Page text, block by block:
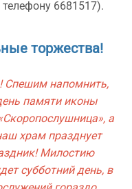
6681517).
торжества!
Спешим напомнить,
памяти иконы
а
храм празднует
Милостию
субботний день, в